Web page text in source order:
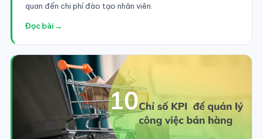
quan đến chi phí đào tạo nhân viên.
Đọc bài →